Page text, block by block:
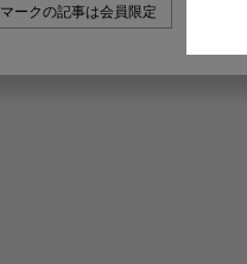
マークの記事は会員限定